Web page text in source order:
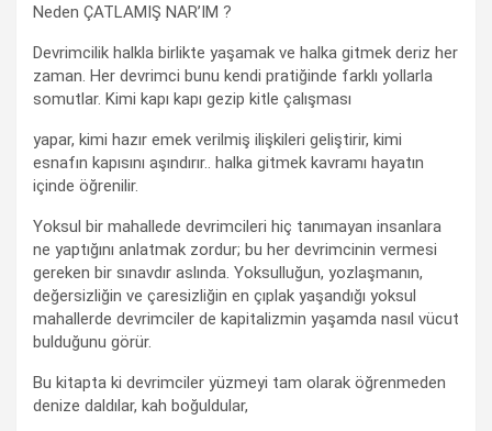
Neden ÇATLAMIŞ NAR’IM ?
Devrimcilik halkla birlikte yaşamak ve halka gitmek deriz her
zaman. Her devrimci bunu kendi pratiğinde farklı yollarla
somutlar. Kimi kapı kapı gezip kitle çalışması
yapar, kimi hazır emek verilmiş ilişkileri geliştirir, kimi
esnafın kapısını aşındırır.. halka gitmek kavramı hayatın
içinde öğrenilir.
Yoksul bir mahallede devrimcileri hiç tanımayan insanlara
ne yaptığını anlatmak zordur; bu her devrimcinin vermesi
gereken bir sınavdır aslında. Yoksulluğun, yozlaşmanın,
değersizliğin ve çaresizliğin en çıplak yaşandığı yoksul
mahallerde devrimciler de kapitalizmin yaşamda nasıl vücut
bulduğunu görür.
Bu kitapta ki devrimciler yüzmeyi tam olarak öğrenmeden
denize daldılar, kah boğuldular,